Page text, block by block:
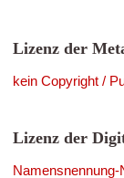
Lizenz der
kein Copyright /
Lizenz der